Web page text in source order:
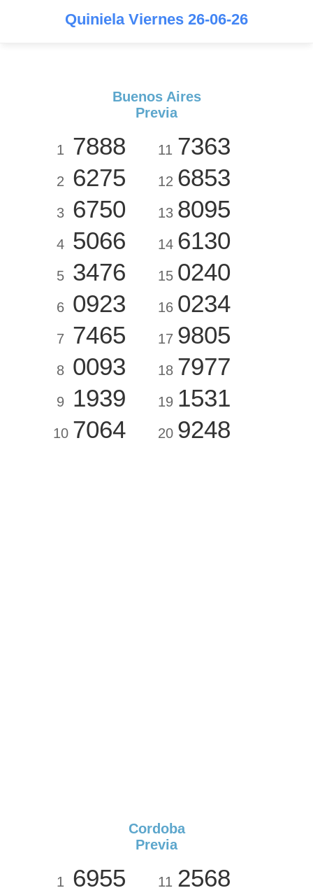
Quiniela Viernes 26-06-26
Buenos Aires
Previa
1 7888
2 6275
3 6750
4 5066
5 3476
6 0923
7 7465
8 0093
9 1939
10 7064
11 7363
12 6853
13 8095
14 6130
15 0240
16 0234
17 9805
18 7977
19 1531
20 9248
Cordoba
Previa
1 6955 11 2568